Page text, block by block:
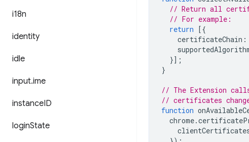
i18n
identity
idle
input.ime
instanceID
loginState
// Return all
// For example:
return [{
certificateChain :
}];
}
// The Extension
// certificates
function
chrome.